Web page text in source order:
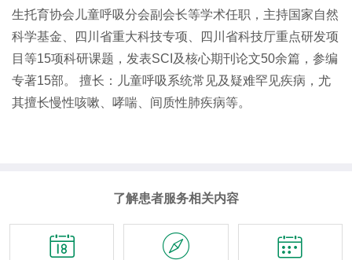
生托育协会儿童呼吸分会副会长等学术任职，主持国家自然
科学基金、四川省重大科技专项、四川省科技厅重点研发项
目等15项科研课题，发表SCI及核心期刊论文50余篇，参编
专著15部。 擅长：儿童呼吸系统常见及疑难罕见疾病，尤
其擅长慢性咳嗽、哮喘、间质性肺疾病等。
了解患者服务相关内容
  